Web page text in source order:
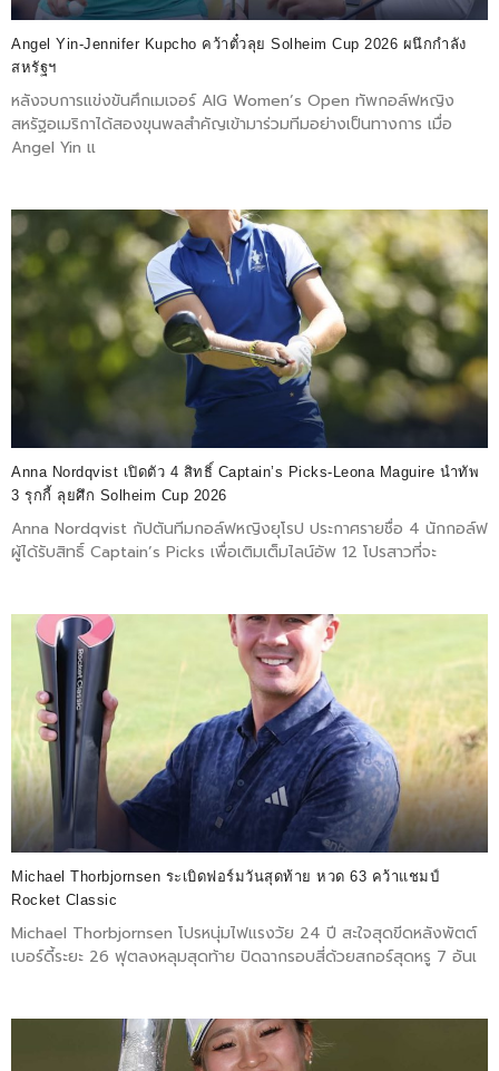
Angel Yin-Jennifer Kupcho คว้าตั๋วลุย Solheim Cup 2026 ผนึกกำลัง
สหรัฐฯ
หลังจบการแข่งขันศึกเมเจอร์ AIG Women’s Open ทัพกอล์ฟหญิง
สหรัฐอเมริกาได้สองขุนพลสำคัญเข้ามาร่วมทีมอย่างเป็นทางการ เมื่อ
Angel Yin แ
Anna Nordqvist เปิดตัว 4 สิทธิ์ Captain’s Picks-Leona Maguire นำทัพ
3 รุกกี้ ลุยศึก Solheim Cup 2026
Anna Nordqvist กัปตันทีมกอล์ฟหญิงยุโรป ประกาศรายชื่อ 4 นักกอล์ฟ
ผู้ได้รับสิทธิ์ Captain’s Picks เพื่อเติมเต็มไลน์อัพ 12 โปรสาวที่จะ
Michael Thorbjornsen ระเบิดฟอร์มวันสุดท้าย หวด 63 คว้าแชมป์
Rocket Classic
Michael Thorbjornsen โปรหนุ่มไฟแรงวัย 24 ปี สะใจสุดขีดหลังพัตต์
เบอร์ดี้ระยะ 26 ฟุตลงหลุมสุดท้าย ปิดฉากรอบสี่ด้วยสกอร์สุดหรู 7 อันเ